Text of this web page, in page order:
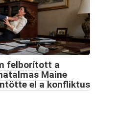
felborított a
Maine
el a konfliktus